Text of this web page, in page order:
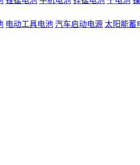
电动工具电池 汽车启动电源 太阳能蓄